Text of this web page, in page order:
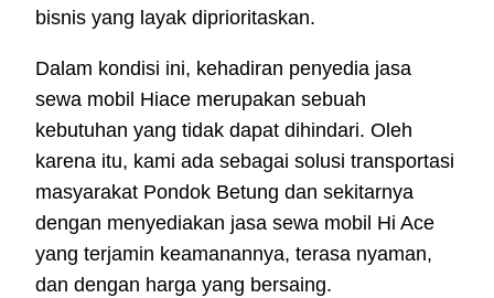
bisnis yang layak diprioritaskan.
Dalam kondisi ini, kehadiran penyedia jasa
sewa mobil Hiace merupakan sebuah
kebutuhan yang tidak dapat dihindari. Oleh
karena itu, kami ada sebagai solusi transportasi
masyarakat Pondok Betung dan sekitarnya
dengan menyediakan jasa sewa mobil Hi Ace
yang terjamin keamanannya, terasa nyaman,
dan dengan harga yang bersaing.